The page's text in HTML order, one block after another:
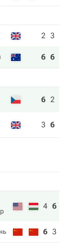
2 3
6 6
6 2
3 6
4 6
6 3